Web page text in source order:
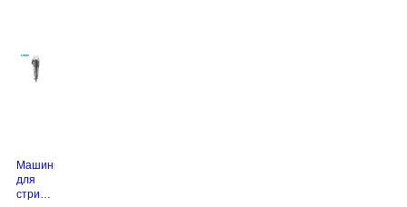
Машинка
для
стрижки